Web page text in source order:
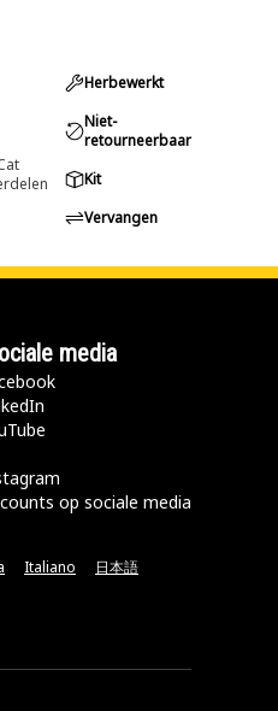
Herbewerkt
Niet-
retourneerbaar
Kit
Vervangen
media
op sociale media
Italiano 日本語